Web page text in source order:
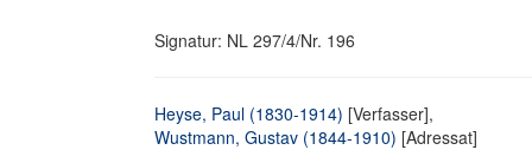
Signatur: NL 297/4/Nr. 196
Heyse, Paul (1830-1914) [Verfasser],
Wustmann, Gustav (1844-1910) [Adressat]